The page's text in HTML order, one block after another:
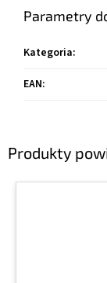
Produkty
Parametry
Kategoria:
EAN: